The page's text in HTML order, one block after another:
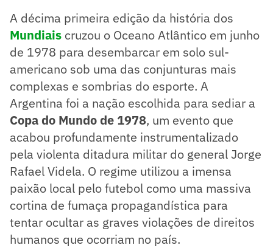
O torneio ficou marcado pela ausência de Johan Cruyff, que
se recusou a participar devido à situação política.
Mario Kempes se destacou como artilheiro e herói da
Argentina, que conquistou seu primeiro título mundial ao
vencer a Holanda na final.
Resumo supervisionado pelo jornalista!
A décima primeira edição da história dos
Mundiais cruzou o Oceano Atlântico em junho
de 1978 para desembarcar em solo sul-
americano sob uma das conjunturas mais
complexas e sombrias do esporte. A
Argentina foi a nação escolhida para sediar a
Copa do Mundo de 1978, um evento que
acabou profundamente instrumentalizado
pela violenta ditadura militar do general Jorge
Rafael Videla. O regime utilizou a imensa
paixão local pelo futebol como uma massiva
cortina de fumaça propagandística para
tentar ocultar as graves violações de direitos
humanos que ocorriam no país.